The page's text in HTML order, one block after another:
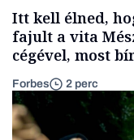
Itt kell élned,
fajult a vita
cégével, most
Forbes 2 perc